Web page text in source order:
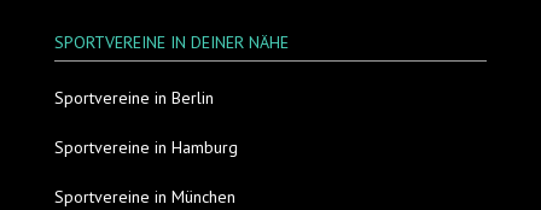
SPORTVEREINE IN DEINER NÄHE
Sportvereine in Berlin
Sportvereine in Hamburg
Sportvereine in München